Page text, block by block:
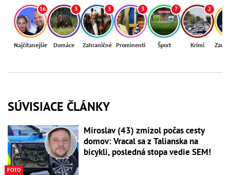
16
Najčítanejšie
3
Domáce
3
Zahraničné
3
Prominenti
7
Šport
2
Krimi
SÚVISIACE ČLÁNKY
FOTO
Miroslav (43) zmizol počas cesty
domov: Vracal sa z Talianska na
bicykli, posledná stopa vedie SEM!